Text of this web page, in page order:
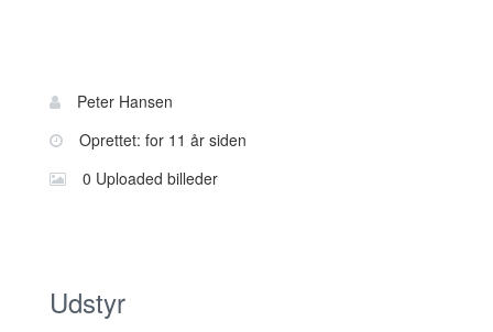
Bruger
information
Navn:
Peter Hansen
Oprettet: for 11 år siden
0 Uploaded billeder
Udstyr